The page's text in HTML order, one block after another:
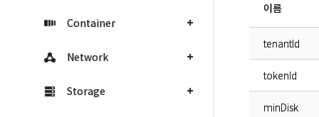
Container
Network
Storage
이름
tenantId
tokenId
minDisk